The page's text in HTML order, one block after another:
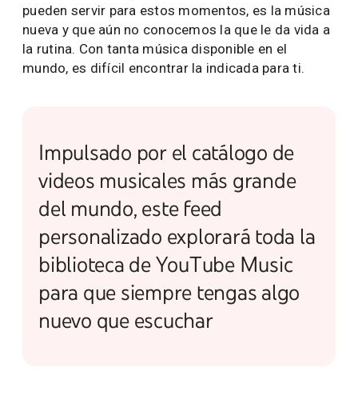
pueden servir para estos momentos, es la música
nueva y que aún no conocemos la que le da vida a
la rutina. Con tanta música disponible en el
mundo, es difícil encontrar la indicada para ti.
Impulsado por el catálogo de
videos musicales más grande
del mundo, este feed
personalizado explorará toda la
biblioteca de YouTube Music
para que siempre tengas algo
nuevo que escuchar